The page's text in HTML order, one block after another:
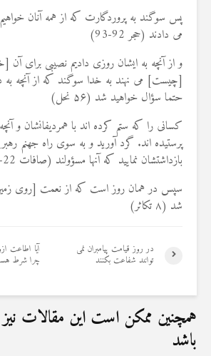
پس سوگند به پروردگارت كه از همه آنان خواهيم
مى‏ دادند (حجر 92-93)
و از آنچه به ايشان روزى داديم نصيبى براى آن
[چيست] مى ‏نهند به خدا سوگند كه از آنچه به
حتما سؤال خواهيد شد (۵۶ نحل)
كسانى را كه ستم كرده‏ اند با همرديفانشان و
‏پرستيده‏ اند. گرد آوريد و به سوى راه جهنم
بازداشتشان نماييد كه آنها مسؤولند (صافات 22-24)
سپس در همان روز است كه از نعمت [روى
شد (۸ تکاثر)
آیا اطاعت
چرا شرط
در روز قیامت پیامبران نمی
توانند شفاعت بکنند
همچنین ممکن است این مقالات نیز
باشد